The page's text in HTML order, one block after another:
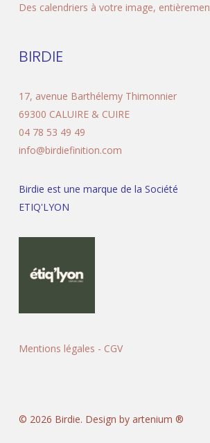
Des calendriers à votre image,
BIRDIE
17, avenue Barthélemy Thimonnier
69300 CALUIRE & CUIRE
04 78 53 49 49
info@birdiefinition.com
Birdie est une marque de la Société
ETIQ'LYON
Mentions légales - CGV
© 2026 Birdie. Design by artenium ®